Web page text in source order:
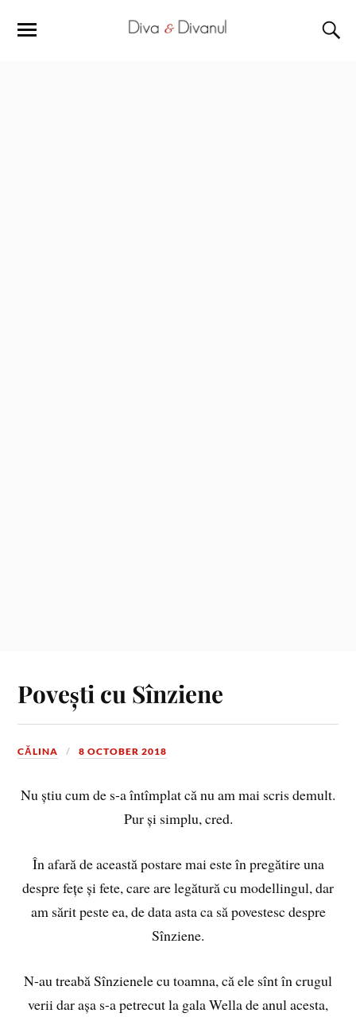
Povești cu Sînziene
CĂLINA 8 OCTOBER 2018
Nu știu cum de s-a întîmplat că nu am mai scris demult.
Pur și simplu, cred.
În afară de această postare mai este în pregătire una
despre fețe și fete, care are legătură cu modellingul, dar
am sărit peste ea, de data asta ca să povestesc despre
Sînziene.
N-au treabă Sînzienele cu toamna, că ele sînt în crugul
verii dar așa s-a petrecut la gala Wella de anul acesta,